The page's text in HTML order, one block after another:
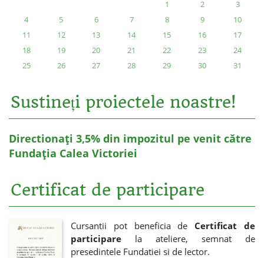
1 2
3
4
5 6 7 8 9
10
11
12 13 14 15 16
17
18
19 20 21 22 23
24
25
26 27 28 29 30 31
Sustineți proiectele noastre!
Directionați 3,5% din impozitul pe venit către
Fundația Calea Victoriei
Certificat de participare
Cursantii pot beneficia de Certificat de
participare la ateliere, semnat de
presedintele Fundatiei si de lector.